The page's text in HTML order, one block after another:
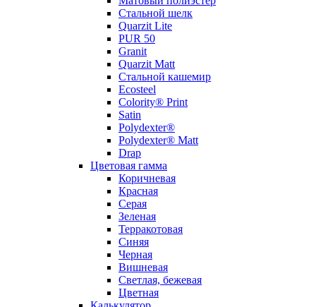
Стальной шелк
Quarzit Lite
PUR 50
Granit
Quarzit Matt
Стальной кашемир
Ecosteel
Colority® Print
Satin
Polydexter®
Polydexter® Matt
Drap
Цветовая гамма
Коричневая
Красная
Серая
Зеленая
Терракотовая
Синяя
Черная
Вишневая
Светлая, бежевая
Цветная